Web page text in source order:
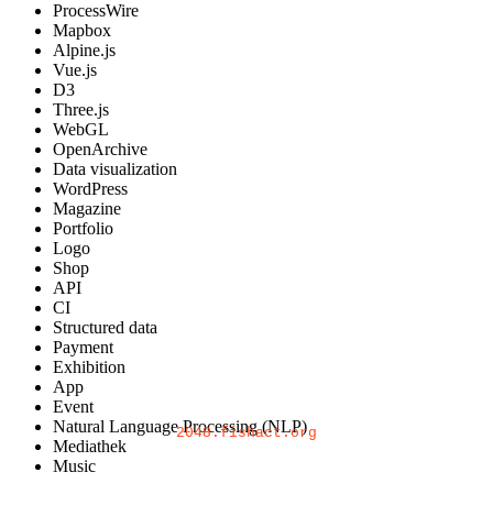
2048.fishact.org
ProcessWire
Mapbox
Alpine.js
Vue.js
D3
Three.js
WebGL
OpenArchive
Data visualization
WordPress
Magazine
Portfolio
Logo
Shop
API
CI
Structured data
Payment
Exhibition
App
Event
Natural Language Processing (NLP)
Mediathek
Music